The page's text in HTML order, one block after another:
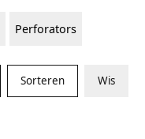
Perforators
Sorteren Wis